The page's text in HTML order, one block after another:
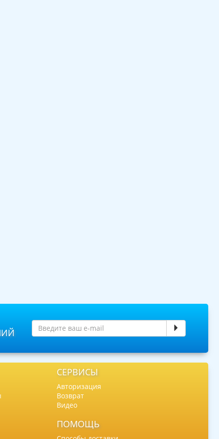
СЕРВИСЫ
Авторизация
Возврат
Видео
ПОМОЩЬ